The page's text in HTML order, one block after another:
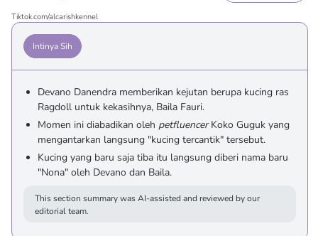
Tiktok.com/alcarishkennel
Intinya Sih
Devano Danendra memberikan kejutan berupa kucing ras
Ragdoll untuk kekasihnya, Baila Fauri.
Momen ini diabadikan oleh petfluencerKoko Guguk yang
mengantarkan langsung "kucing tercantik" tersebut.
Kucing yang baru saja tiba itu langsung diberi nama baru
"Nona" oleh Devano dan Baila.
This section summary was AI-assisted and reviewed by our
editorial team.